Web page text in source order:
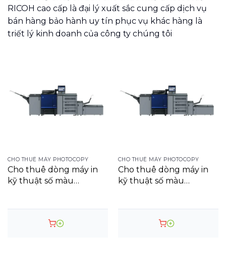
RICOH cao cấp là đại lý xuất sắc cung cấp dịch vụ
bán hàng bảo hành uy tín phục vụ khác hàng là
triết lý kinh doanh của công ty chúng tôi
CHO THUÊ MÁY PHOTOCOPY
Cho thuê dòng máy in
kỹ thuật số màu
CHO THUÊ MÁY PHOTOCOPY
Cho thuê dòng máy in
kỹ thuật số màu